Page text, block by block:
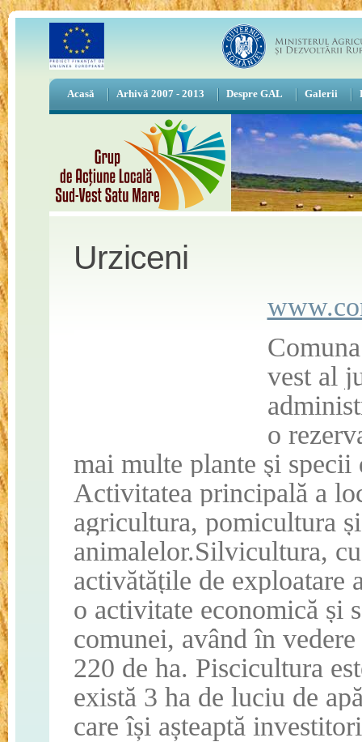
Acasă Arhivă 2007 - 2013 Despre GAL Galerii
Urziceni
vest al
o
mai multe plante şi
Activitatea principală a
agricultura, pomicultura
animalelor.Silvicultura,
activătățile de exploatare
o activitate economică și
comunei, având în
220 de ha. Piscicultura
există 3 ha de luciu de
care își așteaptă